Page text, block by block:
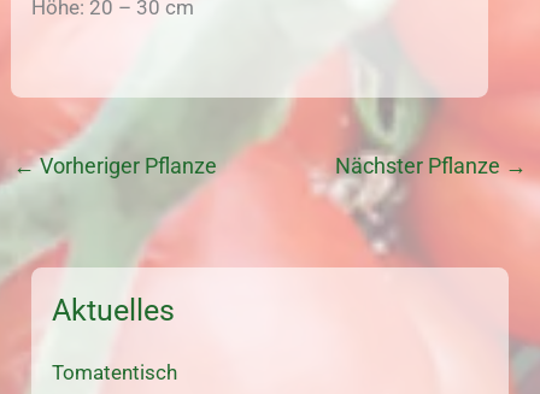
Höhe: 20 – 30 cm
←Vorheriger Pflanze Nächster Pflanze →
Aktuelles
Tomatentisch